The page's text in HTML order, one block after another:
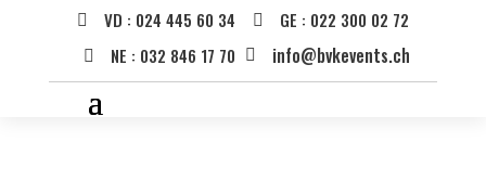
 VD : 024 445 60 34  GE : 022 300 02 72
 NE : 032 846 17 70  info@bvkevents.ch